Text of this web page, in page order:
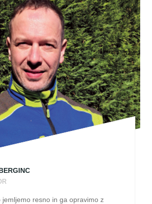
jemljemo resno in ga opravimo z